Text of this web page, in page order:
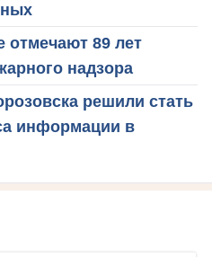
отмечают 89 лет
надзора
решили стать
информации в